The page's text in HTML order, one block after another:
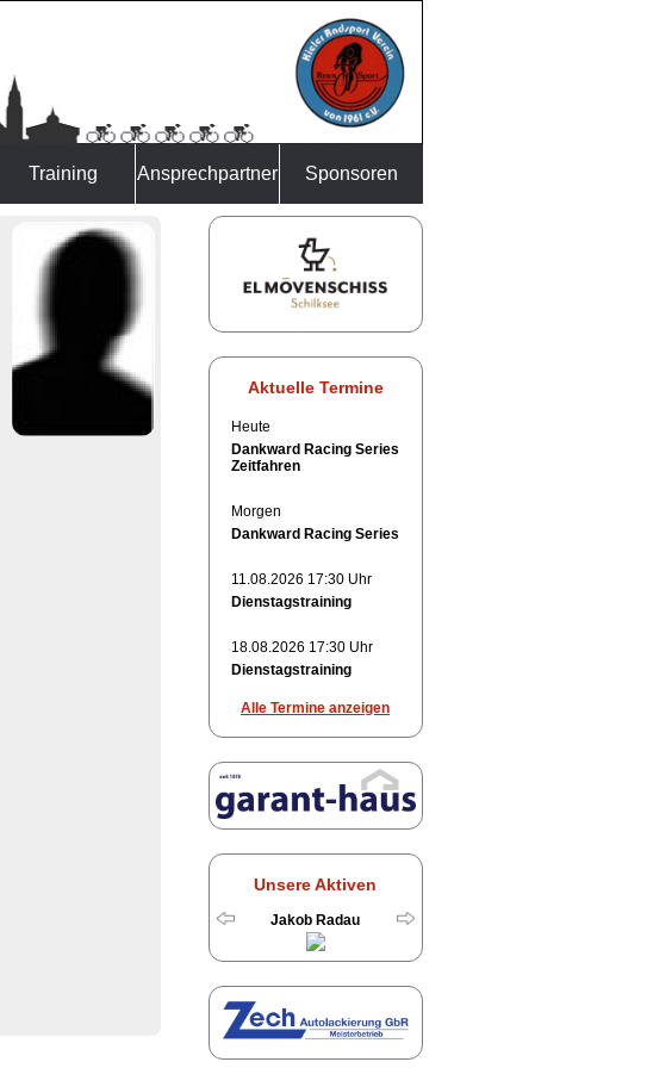
Training Ansprechpartner Sponsoren
Aktuelle Termine
Heute
Dankward Racing Series
Zeitfahren
Morgen
Dankward Racing Series
11.08.2026 17:30 Uhr
Dienstagstraining
18.08.2026 17:30 Uhr
Dienstagstraining
Alle Termine anzeigen
Unsere Aktiven
Jakob Radau